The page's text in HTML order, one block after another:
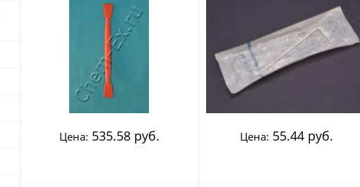
Цена: 535.58 руб. Цена: 55.44 руб.